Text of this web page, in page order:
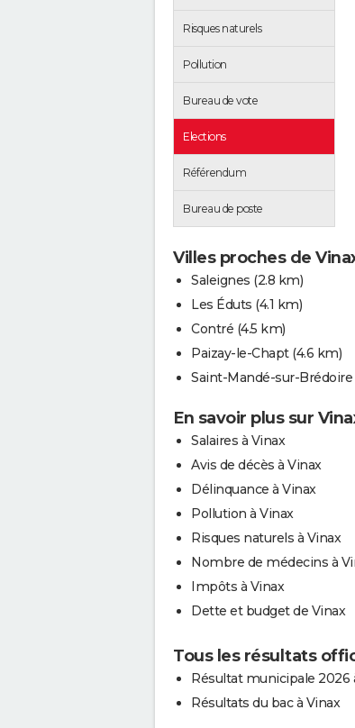
Risques naturels
Pollution
Bureau de vote
Elections
Référendum
Bureau de poste
Villes proches de
Saleignes (2.8 km)
Les Éduts (4.1 km)
Contré (4.5 km)
Paizay-le-Chapt (4.6 km)
Saint-Mandé-sur-Brédoire
En savoir plus sur
Salaires à Vinax
Avis de décès à Vinax
Délinquance à Vinax
Pollution à Vinax
Risques naturels à Vinax
Nombre de médecins à
Impôts à Vinax
Dette et budget de Vinax
Tous les résultats
Résultat municipale 2026
Résultats du bac à Vinax